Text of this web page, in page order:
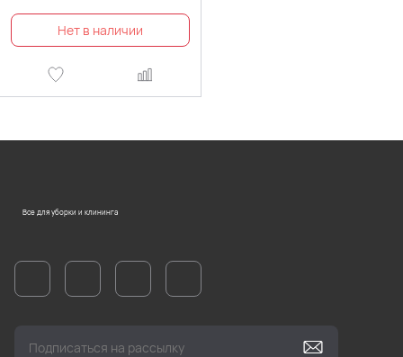
Все для уборки и клининга